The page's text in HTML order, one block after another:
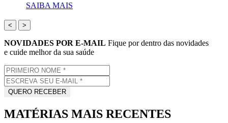
SAIBA MAIS
< >
NOVIDADES POR E-MAIL Fique por dentro das novidades
e cuide melhor da sua saúde
MATÉRIAS MAIS RECENTES